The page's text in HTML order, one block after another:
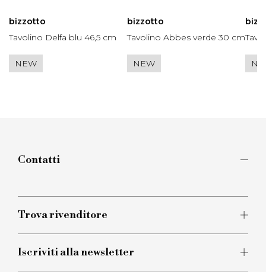
bizzotto
Tavolino Delfa blu 46,5 cm
NEW
bizzotto
Tavolino Abbes verde 30 cm
NEW
Contatti
informazioni sui nostri prodotti. Il nostro team è a
Clicca qui
Trova rivenditore
Iscriviti alla newsletter